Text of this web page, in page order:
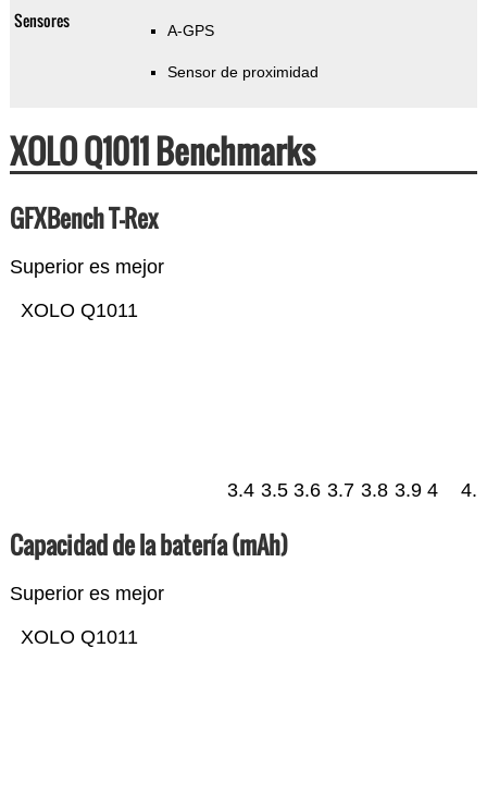
Sensores A-GPS
Sensor de proximidad
XOLO Q1011 Benchmarks
GFXBench T-Rex
Superior es mejor
XOLO Q1011
3.4 3.5 3.6 3.7 3.8 3.9 4 4.1
Capacidad de la batería (mAh)
Superior es mejor
XOLO Q1011